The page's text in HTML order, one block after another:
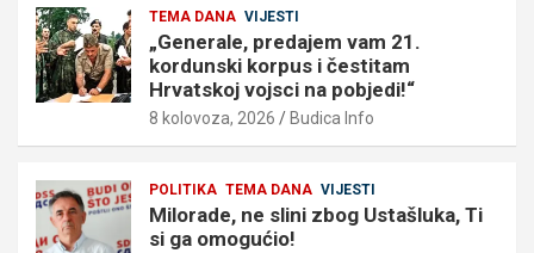
TEMA DANA VIJESTI
„Generale, predajem vam 21.
kordunski korpus i čestitam
Hrvatskoj vojsci na pobjedi!“
8 kolovoza, 2026 Budica Info
POLITIKA TEMA DANA VIJESTI
Milorade, ne slini zbog Ustašluka, Ti
si ga omogućio!